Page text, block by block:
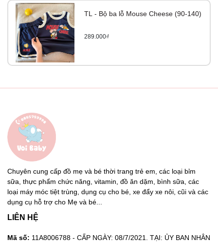
TL - Bộ ba lỗ Mouse Cheese (90-140)
289.000₫
Chuyên cung cấp đồ mẹ và bé thời trang trẻ em, các loại bỉm
sữa, thực phẩm chức năng, vitamin, đồ ăn dặm, bình sữa, các
loại máy móc tiệt trùng, dụng cụ cho bé, xe đẩy xe nôi, cũi và các
dụng cụ hỗ trợ cho Mẹ và bé...
LIÊN HỆ
Mã số: 11A8006788 - CẤP NGÀY: 08/7/2021. TẠI: ỦY BAN NHÂN